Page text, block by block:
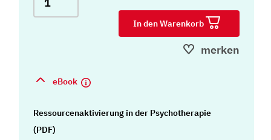
In den Warenkorb
merken
eBook
Ressourcenaktivierung in der Psychotherapie
(PDF)